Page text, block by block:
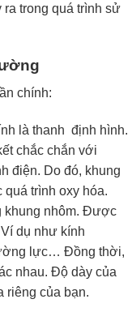
ra trong quá trình sử
chính:
là thanh định hình.
chắc chắn với
điện. Do đó, khung
trình oxy hóa.
khung nhôm. Được
dụ như kính
lực… Đồng thời,
nhau. Độ dày của
riêng của bạn.